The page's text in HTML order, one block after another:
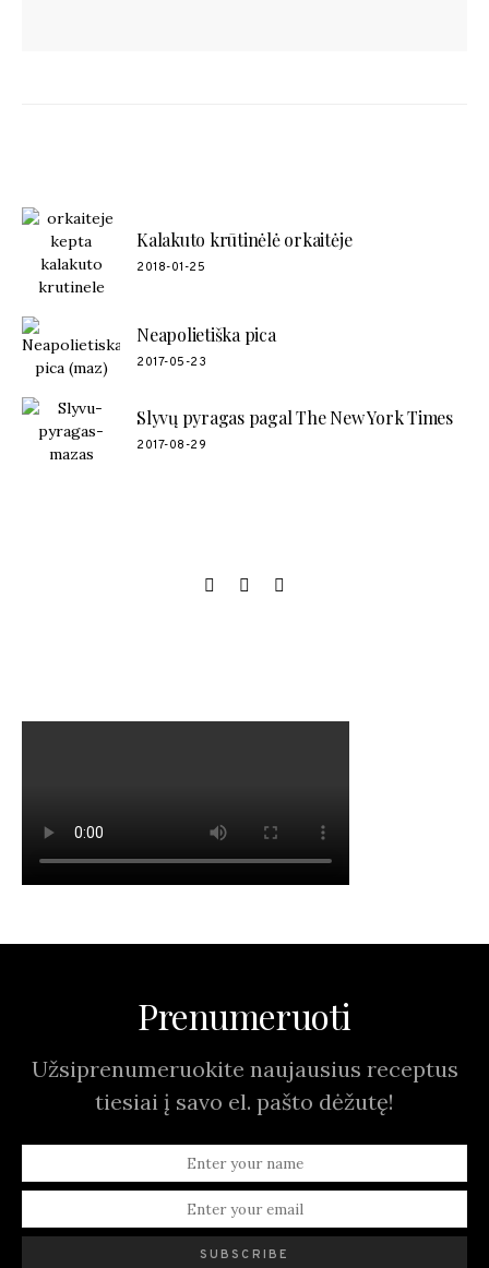
Kalakuto krūtinėlė orkaitėje
2018-01-25
Neapolietiška pica
2017-05-23
Slyvų pyragas pagal The New York Times
2017-08-29
Prenumeruoti
Užsiprenumeruokite naujausius receptus
tiesiai į savo el. pašto dėžutę!
SUBSCRIBE